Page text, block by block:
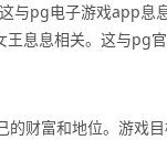
与pg电子游戏app息
息息相关。这与pg
财富和地位。游戏